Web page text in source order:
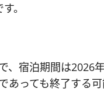
。
、宿泊期間は2026
あっても終了する